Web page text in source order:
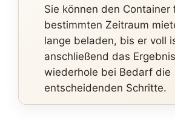
Sie können den Container
bestimmten Zeitraum
lange beladen, bis er voll
anschließend das
wiederhole bei Bedarf die
entscheidenden Schritte.